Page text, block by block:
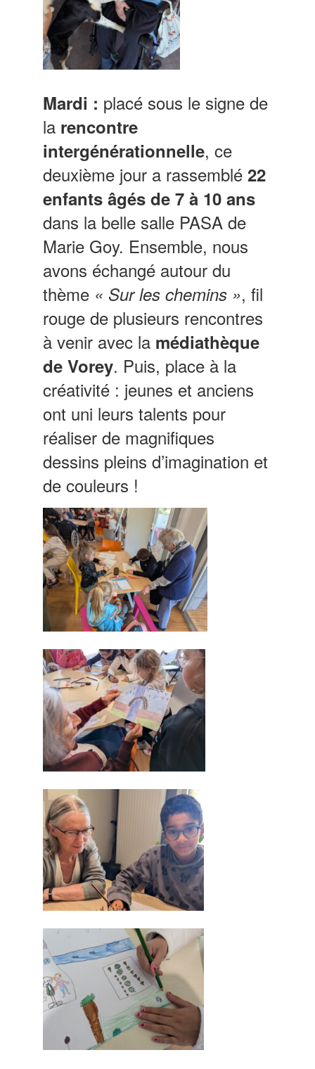
Mardi : placé sous le signe de
la rencontre
intergénérationnelle, ce
deuxième jour a rassemblé 22
enfants âgés de 7 à 10 ans
dans la belle salle PASA de
Marie Goy. Ensemble, nous
avons échangé autour du
thème « Sur les chemins », fil
rouge de plusieurs rencontres
à venir avec la médiathèque
de Vorey. Puis, place à la
créativité : jeunes et anciens
ont uni leurs talents pour
réaliser de magnifiques
dessins pleins d’imagination et
de couleurs !